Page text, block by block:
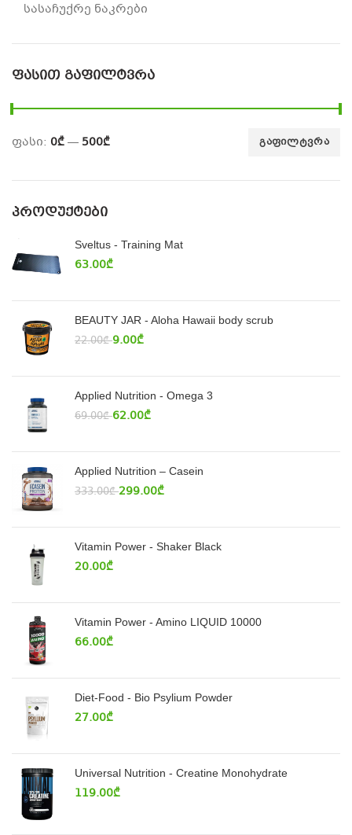
სასაჩუქრე ნაკრები
ᲤᲐᲡᲘᲗ ᲒᲐᲤᲘᲚᲢᲕᲠᲐ
ᲒᲐᲤᲘᲚᲢᲕᲠᲐ
ფასი: 0₾— 500₾
ᲞᲠᲝᲓᲣᲥᲢᲔᲑᲘ
Sveltus - Training Mat
63.00₾
BEAUTY JAR - Aloha Hawaii body scrub
22.00₾ 9.00₾
Applied Nutrition - Omega 3
69.00₾ 62.00₾
Applied Nutrition – Casein
333.00₾ 299.00₾
Vitamin Power - Shaker Black
20.00₾
Vitamin Power - Amino LIQUID 10000
66.00₾
Diet-Food - Bio Psylium Powder
27.00₾
Universal Nutrition - Creatine Monohydrate
119.00₾